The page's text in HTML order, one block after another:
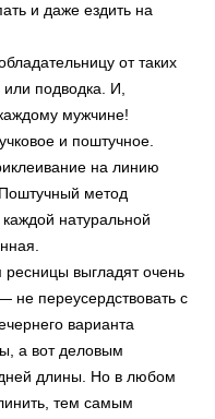
и даже ездить на
от таких
подводка. И,
мужчине!
и поштучное.
на линию
метод
натуральной
выгладят очень
не переусердствовать с
варианта
а вот деловым
длины. Но в любом
тем самым